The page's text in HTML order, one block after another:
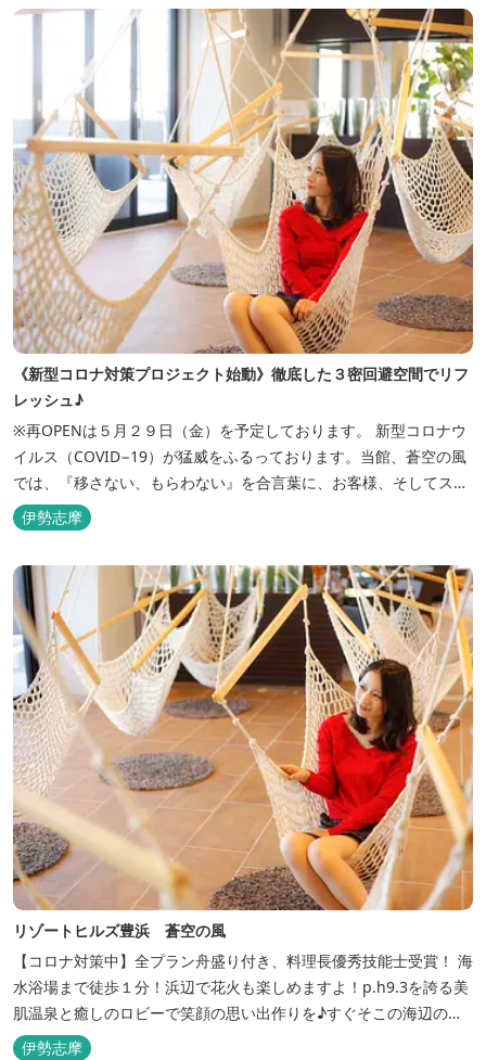
《新型コロナ対策プロジェクト始動》徹底した３密回避空間でリフ
レッシュ♪
※再OPENは５月２９日（金）を予定しております。 新型コロナウ
イルス（COVID−19）が猛威をふるっております。当館、蒼空の風
では、『移さない、もらわない』を合言葉に、お客様、そしてスタ
ッフの感染リスクを最小限に抑えるために、館内設備、オペレーシ
ョンを見直し、徹底した管理を行います。 ※「３密・感染対策の見
える化」のため長文になっております。 《３密回避基本対策》
【密閉...
伊勢志摩
リゾートヒルズ豊浜 蒼空の風
【コロナ対策中】全プラン舟盛り付き、料理長優秀技能士受賞！ 海
水浴場まで徒歩１分！浜辺で花火も楽しめますよ！p.h9.3を誇る美
肌温泉と癒しのロビーで笑顔の思い出作りを♪すぐそこの海辺の高
台に建つ温泉宿
伊勢志摩